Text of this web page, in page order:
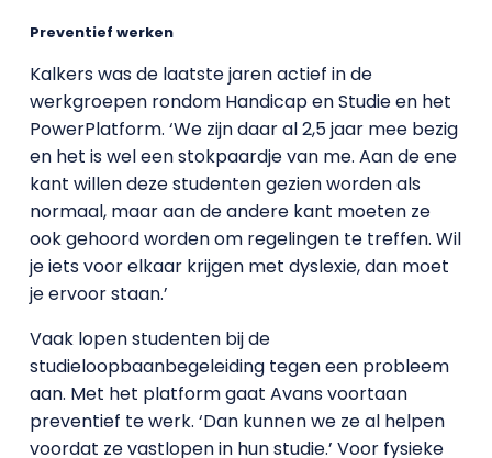
Preventief werken
Kalkers was de laatste jaren actief in de
werkgroepen rondom Handicap en Studie en het
PowerPlatform. ‘We zijn daar al 2,5 jaar mee bezig
en het is wel een stokpaardje van me. Aan de ene
kant willen deze studenten gezien worden als
normaal, maar aan de andere kant moeten ze
ook gehoord worden om regelingen te treffen. Wil
je iets voor elkaar krijgen met dyslexie, dan moet
je ervoor staan.’
Vaak lopen studenten bij de
studieloopbaanbegeleiding tegen een probleem
aan. Met het platform gaat Avans voortaan
preventief te werk. ‘Dan kunnen we ze al helpen
voordat ze vastlopen in hun studie.’ Voor fysieke